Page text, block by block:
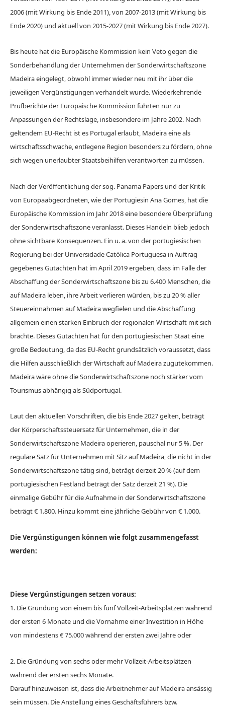
2006 (mit Wirkung bis Ende 2011), von 2007-2013 (mit Wirkung bis
Ende 2020) und aktuell von 2015-2027 (mit Wirkung bis Ende 2027).
Bis heute hat die Europäische Kommission kein Veto gegen die
Sonderbehandlung der Unternehmen der Sonderwirtschaftszone
Madeira eingelegt, obwohl immer wieder neu mit ihr über die
jeweiligen Vergünstigungen verhandelt wurde. Wiederkehrende
Prüfberichte der Europäische Kommission führten nur zu
Anpassungen der Rechtslage, insbesondere im Jahre 2002. Nach
geltendem EU-Recht ist es Portugal erlaubt, Madeira eine als
wirtschaftsschwache, entlegene Region besonders zu fördern, ohne
sich wegen unerlaubter Staatsbeihilfen verantworten zu müssen.
Nach der Veröffentlichung der sog. Panama Papers und der Kritik
von Europaabgeordneten, wie der Portugiesin Ana Gomes, hat die
Europäische Kommission im Jahr 2018 eine besondere Überprüfung
der Sonderwirtschaftszone veranlasst. Dieses Handeln blieb jedoch
ohne sichtbare Konsequenzen. Ein u. a. von der portugiesischen
Regierung bei der Universidade Católica Portuguesa in Auftrag
gegebenes Gutachten hat im April 2019 ergeben, dass im Falle der
Abschaffung der Sonderwirtschaftszone bis zu 6.400 Menschen, die
auf Madeira leben, ihre Arbeit verlieren würden, bis zu 20 % aller
Steuereinnahmen auf Madeira wegfielen und die Abschaffung
allgemein einen starken Einbruch der regionalen Wirtschaft mit sich
brächte. Dieses Gutachten hat für den portugiesischen Staat eine
große Bedeutung, da das EU-Recht grundsätzlich voraussetzt, dass
die Hilfen ausschließlich der Wirtschaft auf Madeira zugutekommen.
Madeira wäre ohne die Sonderwirtschaftszone noch stärker vom
Tourismus abhängig als Südportugal.
Laut den aktuellen Vorschriften, die bis Ende 2027 gelten, beträgt
der Körperschaftssteuersatz für Unternehmen, die in der
Sonderwirtschaftszone Madeira operieren, pauschal nur 5 %. Der
reguläre Satz für Unternehmen mit Sitz auf Madeira, die nicht in der
Sonderwirtschaftszone tätig sind, beträgt derzeit 20 % (auf dem
portugiesischen Festland beträgt der Satz derzeit 21 %). Die
einmalige Gebühr für die Aufnahme in der Sonderwirtschaftszone
beträgt € 1.800. Hinzu kommt eine jährliche Gebühr von € 1.000.
Die Vergünstigungen können wie folgt zusammengefasst
werden:
Diese Vergünstigungen setzen voraus:
1. Die Gründung von einem bis fünf Vollzeit-Arbeitsplätzen während
der ersten 6 Monate und die Vornahme einer Investition in Höhe
von mindestens € 75.000 während der ersten zwei Jahre oder
2. Die Gründung von sechs oder mehr Vollzeit-Arbeitsplätzen
während der ersten sechs Monate.
Darauf hinzuweisen ist, dass die Arbeitnehmer auf Madeira ansässig
sein müssen. Die Anstellung eines Geschäftsführers bzw.